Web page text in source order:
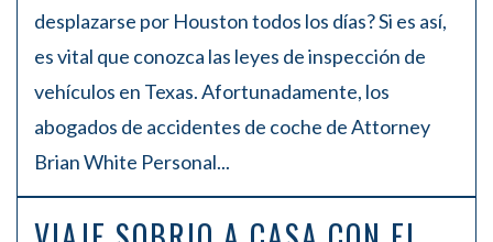
desplazarse por Houston todos los días? Si es así,
es vital que conozca las leyes de inspección de
vehículos en Texas. Afortunadamente, los
abogados de accidentes de coche de Attorney
Brian White Personal...